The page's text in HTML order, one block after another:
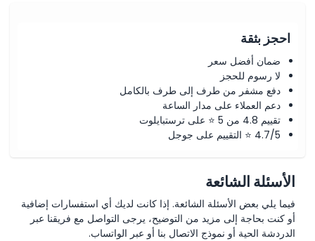
احجز بثقة
ضمان أفضل سعر
لا رسوم للحجز
دفع مشفر من طرف إلى طرف بالكامل
دعم العملاء على مدار الساعة
تقييم 4.8 من 5 ⭐ على ترستبايلوت
4.7/5 ⭐ التقييم على جوجل
الأسئلة الشائعة
فيما يلي بعض الأسئلة الشائعة. إذا كانت لديك أي استفسارات إضافية
أو كنت بحاجة إلى مزيد من التوضيح، يرجى التواصل مع فريقنا عبر
الدردشة الحية أو نموذج الاتصال بنا أو عبر الواتساب.